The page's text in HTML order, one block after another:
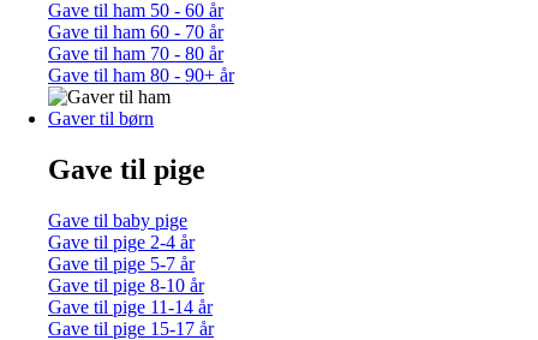
Gave til ham 50 - 60 år
Gave til ham 60 - 70 år
Gave til ham 70 - 80 år
Gave til ham 80 - 90+ år
Gaver til børn
Gave til pige
Gave til baby pige
Gave til pige 2-4 år
Gave til pige 5-7 år
Gave til pige 8-10 år
Gave til pige 11-14 år
Gave til pige 15-17 år